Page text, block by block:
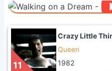
11
Crazy Little
Queen
1982